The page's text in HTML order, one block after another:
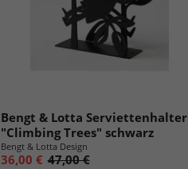
Bengt & Lotta Serviettenhalter
"Climbing Trees" schwarz
Bengt & Lotta Design
36,00 € 47,00 €